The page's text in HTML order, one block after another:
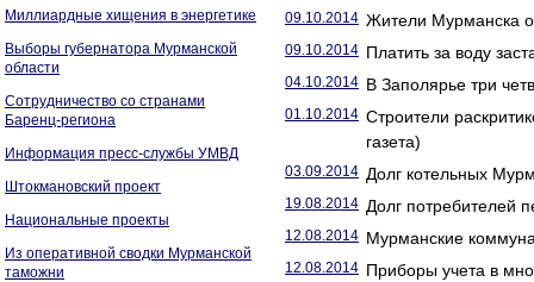
Миллиардные хищения в энергетике
Выборы губернатора Мурманской
области
Сотрудничество со странами
Баренц-региона
Информация пресс-службы УМВД
Штокмановский проект
Национальные проекты
Из оперативной сводки Мурманской
таможни
09.10.2014 Жители Мурманска
09.10.2014 Платить за воду
04.10.2014 В Заполярье три
01.10.2014 Строители
газета)
03.09.2014 Долг котельных
19.08.2014 Долг потребителей
12.08.2014 Мурманские
12.08.2014 Приборы учета в